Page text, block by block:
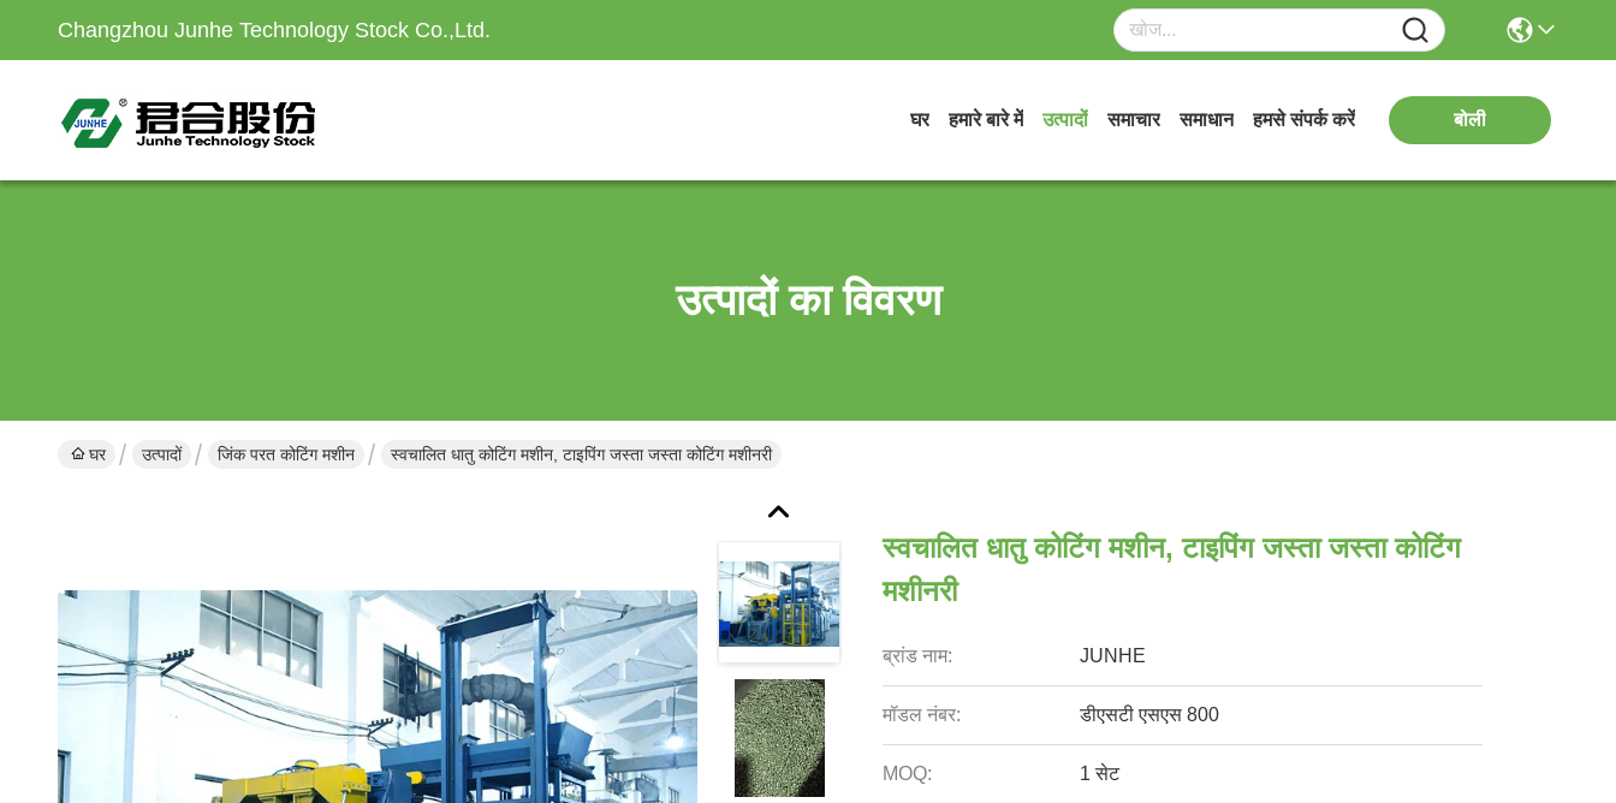
Changzhou Junhe Technology Stock Co.,Ltd.
घर हमारे बारे में उत्पादों समाचार समाधान हमसे संपर्क करें बोली
उत्पादों का विवरण
घर उत्पादों जिंक परत कोटिंग मशीन स्वचालित धातु कोटिंग मशीन, टाइपिंग जस्ता जस्ता कोटिंग मशीनरी
स्वचालित धातु कोटिंग मशीन, टाइपिंग जस्ता जस्ता कोटिंग
मशीनरी
ब्रांड नाम: JUNHE
मॉडल नंबर: डीएसटी एसएस 800
MOQ: 1 सेट